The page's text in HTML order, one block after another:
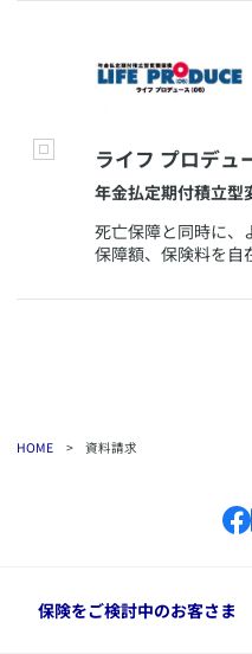
ライフ プロデュ
年金払定期付積立型
死亡保障と同時に、
保障額、保険料を自
HOME > 資料請求
保険をご検討中のお客さま